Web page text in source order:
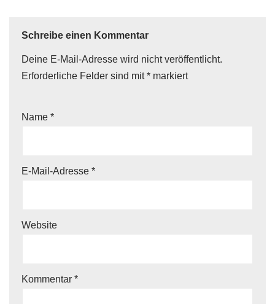
Schreibe einen Kommentar
Deine E-Mail-Adresse wird nicht veröffentlicht.
Erforderliche Felder sind mit* markiert
Name *
E-Mail-Adresse *
Website
Kommentar *